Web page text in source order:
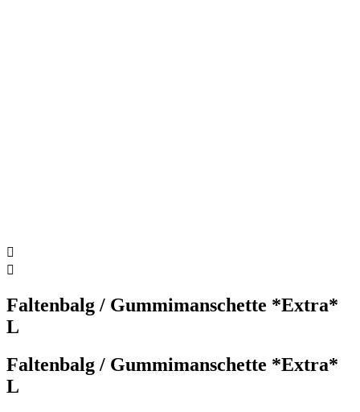


Faltenbalg / Gummimanschette *Extra*
L
Faltenbalg / Gummimanschette *Extra*
L